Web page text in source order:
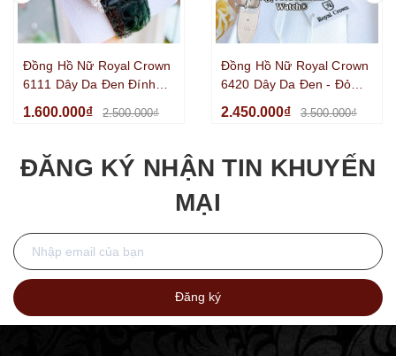
Đồng Hồ Nữ Royal Crown
6111 Dây Da Đen Đính
1.600.000₫ 2.500.000₫
Đồng Hồ Nữ Royal Crown
6420 Dây Da Đen - Đỏ
35mm
2.450.000₫ 3.500.000₫
ĐĂNG KÝ NHẬN TIN KHUYẾN
MẠI
Đăng ký